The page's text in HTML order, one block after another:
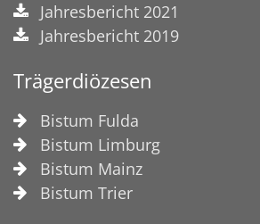
Jahresbericht 2021
Jahresbericht 2019
Trägerdiözesen
Bistum Fulda
Bistum Limburg
Bistum Mainz
Bistum Trier